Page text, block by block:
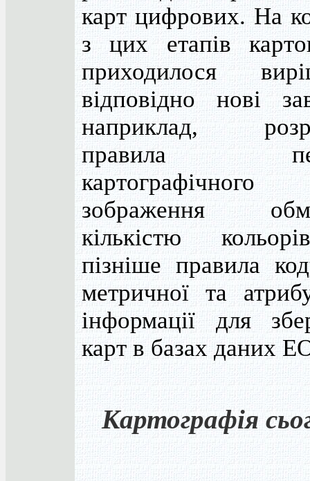
карт цифрових. На
з цих етапів
приходилося
відповідно нові
наприклад,
правила
картографічного
зображення
кількістю
пізніше правила
метричної та
інформації для
карт в базах даних
Картографія